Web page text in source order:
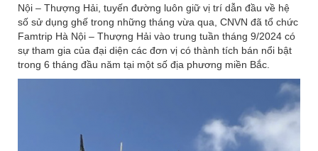
Nội – Thượng Hải, tuyến đường luôn giữ vị trí dẫn đầu về hệ
số sử dụng ghế trong những tháng vừa qua, CNVN đã tổ chức
Famtrip Hà Nội – Thượng Hải vào trung tuần tháng 9/2024 có
sự tham gia của đại diện các đơn vị có thành tích bán nổi bật
trong 6 tháng đầu năm tại một số địa phương miền Bắc.